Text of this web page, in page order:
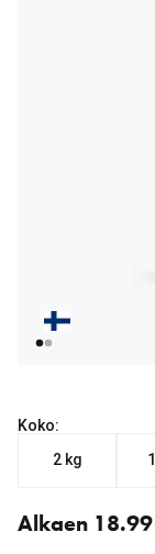
Koko:
2 kg
Alkaen